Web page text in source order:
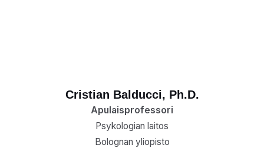
Cristian Balducci, Ph.D.
Apulaisprofessori
Psykologian laitos
Bolognan yliopisto